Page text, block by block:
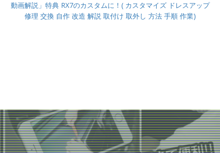
動画解説」特典 RX7のカスタムに！( カスタマイズ ドレスアップ
修理 交換 自作 改造 解説 取付け 取外し 方法 手順 作業)